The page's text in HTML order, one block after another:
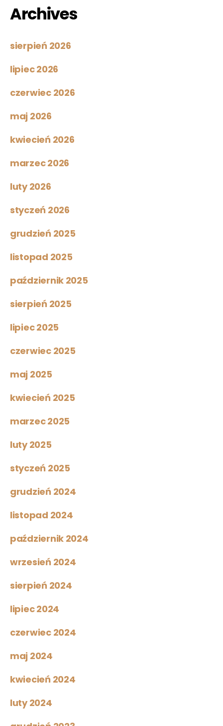
Archives
sierpień 2026
lipiec 2026
czerwiec 2026
maj 2026
kwiecień 2026
marzec 2026
luty 2026
styczeń 2026
grudzień 2025
listopad 2025
październik 2025
sierpień 2025
lipiec 2025
czerwiec 2025
maj 2025
kwiecień 2025
marzec 2025
luty 2025
styczeń 2025
grudzień 2024
listopad 2024
październik 2024
wrzesień 2024
sierpień 2024
lipiec 2024
czerwiec 2024
maj 2024
kwiecień 2024
luty 2024